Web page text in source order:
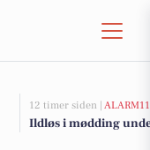
12 timer siden |
Ildløs i mødding